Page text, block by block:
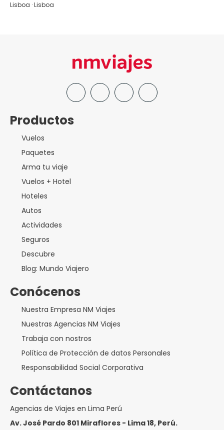
Lisboa · Lisboa
Productos
Vuelos
Paquetes
Arma tu viaje
Vuelos + Hotel
Hoteles
Autos
Actividades
Seguros
Descubre
Blog: Mundo Viajero
Conócenos
Nuestra Empresa NM Viajes
Nuestras Agencias NM Viajes
Trabaja con nostros
Política de Protección de datos Personales
Responsabilidad Social Corporativa
Contáctanos
Agencias de Viajes en Lima Perú
Av. José Pardo 801 Miraflores - Lima 18, Perú.